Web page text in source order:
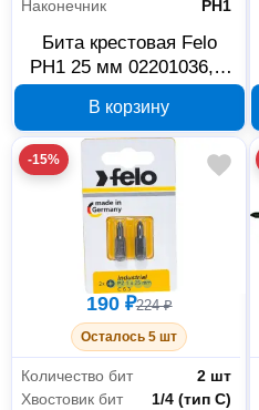
Наконечник
PH1
Бита крестовая Felo
PH1 25 мм 02201036, 2
В корзину
-15%
190 ₽224 ₽
Осталось 5 шт
Количество бит
2 шт
Хвостовик бит
1/4 (тип С)